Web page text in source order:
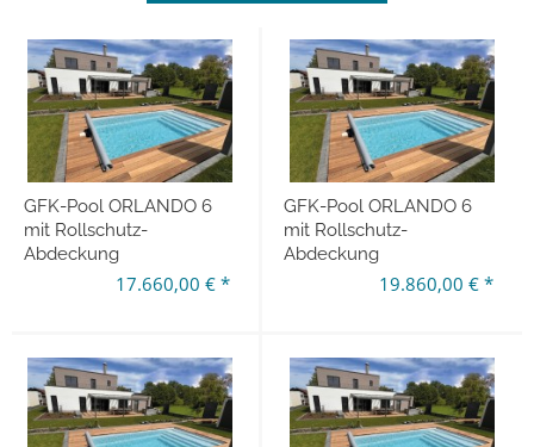
GFK-Pool ORLANDO 6
mit Rollschutz-
Abdeckung
600 x 300 x 148 cm
17.660,00 € *
GFK-Pool ORLANDO 6
mit Rollschutz-
Abdeckung
und Wärmepumpe19.860,00 € *